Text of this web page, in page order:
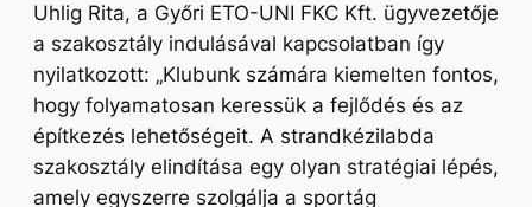
Uhlig Rita, a Győri ETO-UNI FKC Kft. ügyvezetője
a szakosztály indulásával kapcsolatban így
nyilatkozott: „Klubunk számára kiemelten fontos,
hogy folyamatosan keressük a fejlődés és az
építkezés lehetőségeit. A strandkézilabda
szakosztály elindítása egy olyan stratégiai lépés,
amely egyszerre szolgálja a sportág